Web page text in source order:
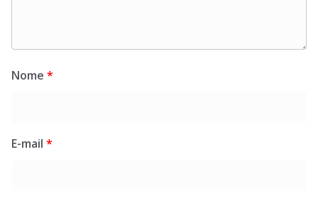
Nome *
E-mail *